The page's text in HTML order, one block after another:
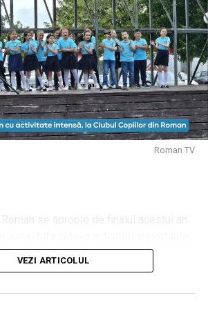
Roman TV
copiii participanți, alături de
Instituția promovează
VEZI ARTICOLUL